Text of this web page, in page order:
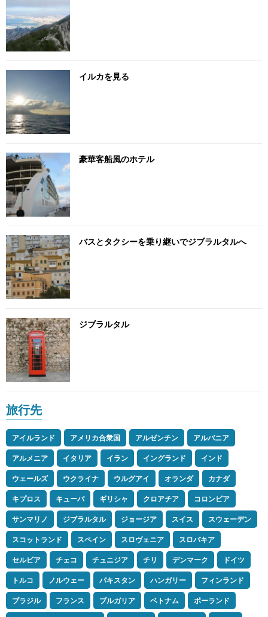
イルカを見る
豪華客船風のホテル
バスとタクシーを乗り継いでジブラルタルへ
ジブラルタル
旅行先
アイルランド アメリカ合衆国 アルゼンチン
アルバニア
アルメニア
イタリア イラン イングランド
インド
ウェールズ
ウクライナ ウルグアイ オランダ
カナダ
キプロス
キューバ ギリシャ クロアチア
コロンビア
サンマリノ
ジブラルタル ジョージア スイス
スウェーデン
スコットランド
スペイン スロヴェニア
スロバキア
セルビア
チェコ チュニジア チリ デンマーク
ドイツ
トルコ
ノルウェー パキスタン ハンガリー
フィンランド
ブラジル
フランス ブルガリア ベトナム
ポーランド